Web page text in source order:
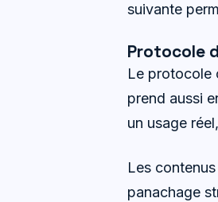
suivante
Protocole
Le protocole
prend aussi
un usage
Les
panachage